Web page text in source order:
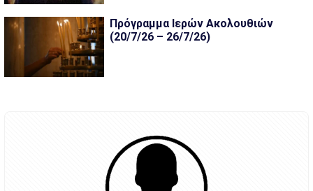
Πρόγραμμα Ιερών Ακολουθιών
(20/7/26 – 26/7/26)